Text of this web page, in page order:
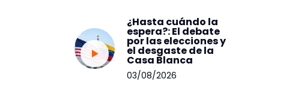
¿Hasta cuándo la
espera?: El debate
por las elecciones y
el desgaste de la
Casa Blanca
03/08/2026